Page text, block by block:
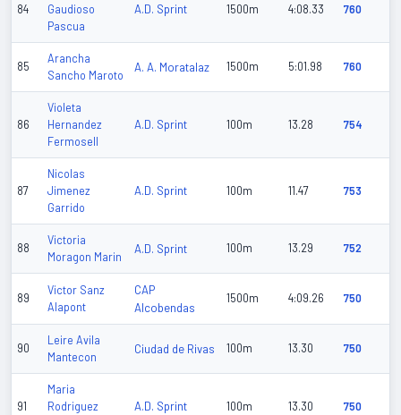
84
Gaudioso
Pascua
A.D. Sprint 1500m 4:08.33 760
85
Arancha
Sancho Maroto
A. A. Moratalaz 1500m 5:01.98 760
86
Violeta
Hernandez
Fermosell
A.D. Sprint 100m 13.28 754
87
Nicolas
Jimenez
Garrido
A.D. Sprint 100m 11.47 753
88
Victoria
Moragon Marin
A.D. Sprint 100m 13.29 752
89
Victor Sanz
Alapont
CAP
Alcobendas
1500m 4:09.26 750
90
Leire Avila
Mantecon
Ciudad de Rivas 100m 13.30 750
91
Maria
Rodriguez
A.D. Sprint 100m 13.30 750